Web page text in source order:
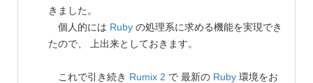
きました。
個人的には Ruby の処理系に求める機能を実現でき
たので、 上出来としておきます。
これで引き続き Rumix 2 で 最新の Ruby 環境をお